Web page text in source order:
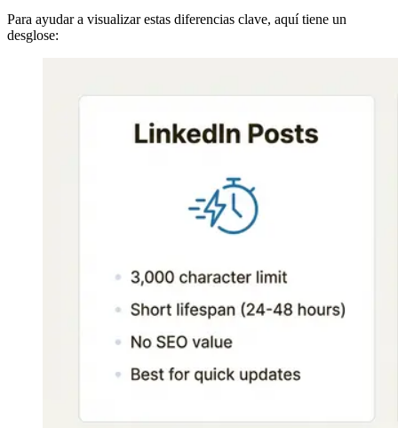
Para ayudar a visualizar estas diferencias clave, aquí tiene un
desglose: